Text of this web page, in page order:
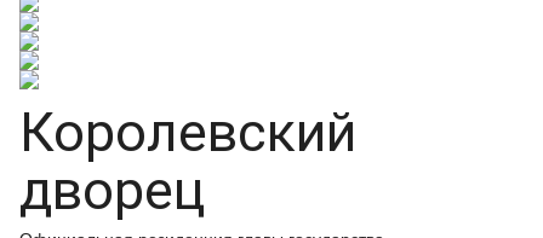
Королевский
дворец